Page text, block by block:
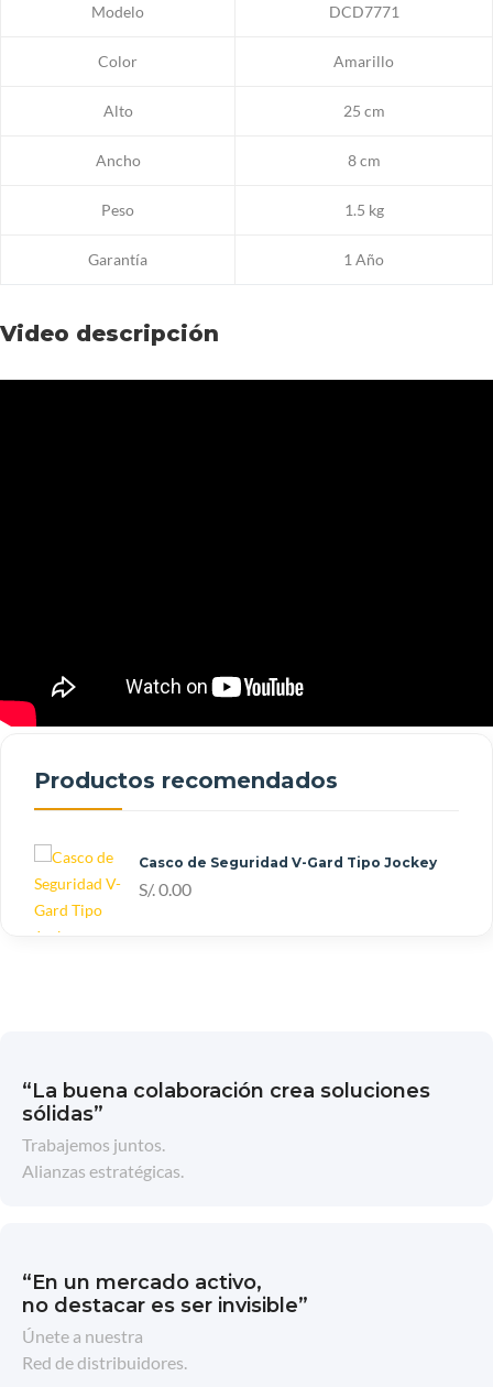
Modelo DCD7771
Color Amarillo
Alto 25 cm
Ancho 8 cm
Peso 1.5 kg
Garantía 1 Año
Video descripción
Productos recomendados
Casco de Seguridad V-Gard Tipo Jockey
S/. 0.00
“La buena colaboración crea soluciones
sólidas”
Trabajemos juntos.
Alianzas estratégicas.
“En un mercado activo,
no destacar es ser invisible”
Únete a nuestra
Red de distribuidores.